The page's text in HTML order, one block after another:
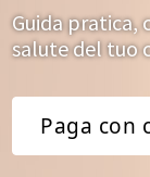
Guida pratica,
salute del tuo
Paga con